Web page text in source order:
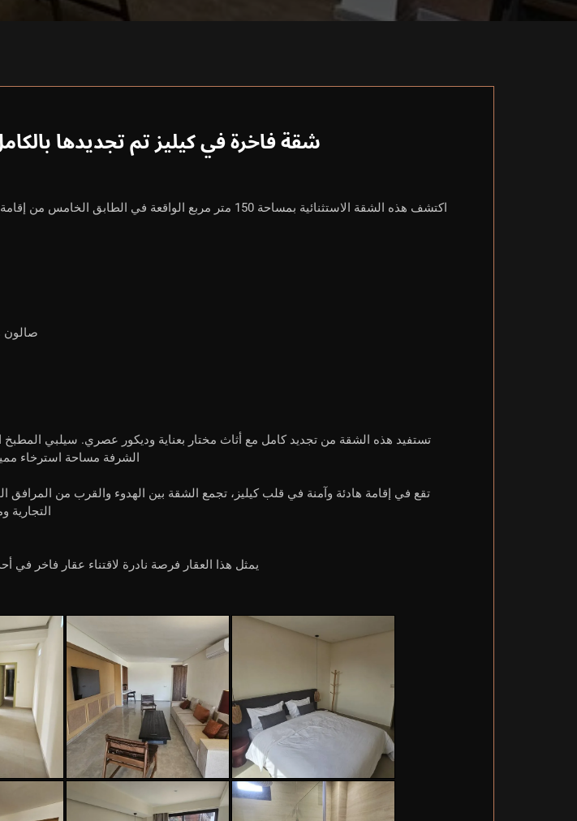
شقة فاخرة في كيليز تم تجديدها
اكتشف هذه الشقة الاستثنائية بمساحة 150 متر مربع الواقعة في
صالون
تستفيد هذه الشقة من تجديد كامل مع أثاث مختار بعناية وديكور عصري. سيلبي
الشرفة مساحة استرخاء
تقع في إقامة هادئة وآمنة في قلب كيليز، تجمع الشقة بين الهدوء والقرب من المرافق
التجارية
يمثل هذا العقار فرصة نادرة لاقتناء عقار فاخر في